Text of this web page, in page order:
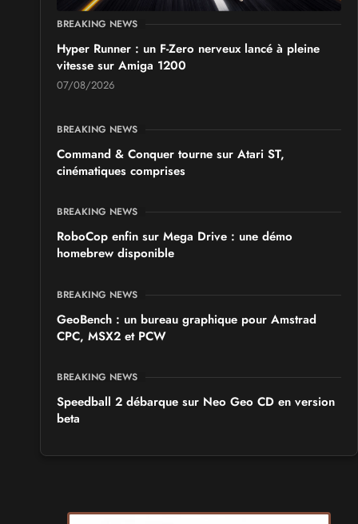
BREAKING NEWS
Hyper Runner : un F-Zero nerveux lancé à pleine
vitesse sur Amiga 1200
07/08/2026
BREAKING NEWS
Command & Conquer tourne sur Atari ST,
cinématiques comprises
BREAKING NEWS
RoboCop enfin sur Mega Drive : une démo
homebrew disponible
BREAKING NEWS
GeoBench : un bureau graphique pour Amstrad
CPC, MSX2 et PCW
BREAKING NEWS
Speedball 2 débarque sur Neo Geo CD en version
beta